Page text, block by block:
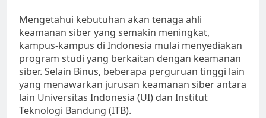
Mengetahui kebutuhan akan tenaga ahli
keamanan siber yang semakin meningkat,
kampus-kampus di Indonesia mulai menyediakan
program studi yang berkaitan dengan keamanan
siber. Selain Binus, beberapa perguruan tinggi lain
yang menawarkan jurusan keamanan siber antara
lain Universitas Indonesia (UI) dan Institut
Teknologi Bandung (ITB).